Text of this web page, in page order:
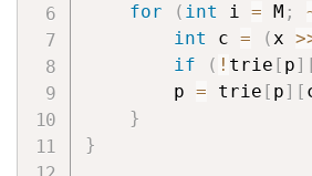
for
( int i = M ;
int c = (x
if
( ! trie [ p]
        p
= trie [ p] [
}
}